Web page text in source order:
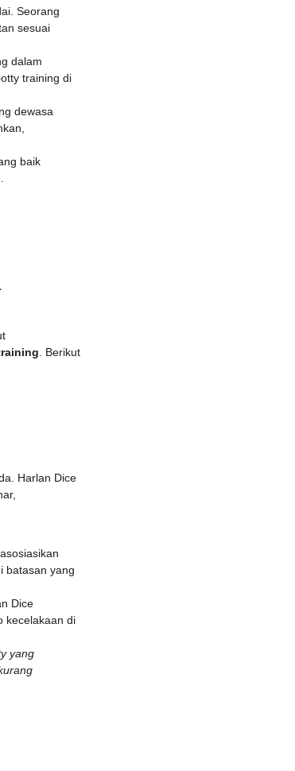
Seorang
sesuai
dalam
training di
dewasa
baik
. Berikut
Harlan Dice
batasan yang
Dice
kecelakaan di
yang